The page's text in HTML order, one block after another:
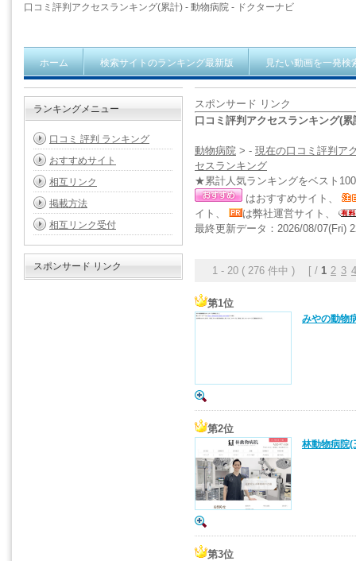
口コミ評判アクセスランキング(累計) - 動物病院 - ドクターナビ
ホーム 検索サイトのランキング最新版 見たい動画を一発検
スポンサード リンク
口コミ評判アクセスランキング(
動物病院 > - 現在の口コミ評判ア
セスランキング
★累計人気ランキングをベスト
はおすすめサイト、
イト、
は弊社運営サイト、
最終更新データ：2026/08/07(Fri)
1 - 20 ( 276 件中 ) [ / 1 2 3 4
第1位
みやの動物
第2位
林動物病院(
第3位
ランキングメニュー
口コミ 評判 ランキング
おすすめサイト
相互リンク
掲載方法
相互リンク受付
スポンサード リンク